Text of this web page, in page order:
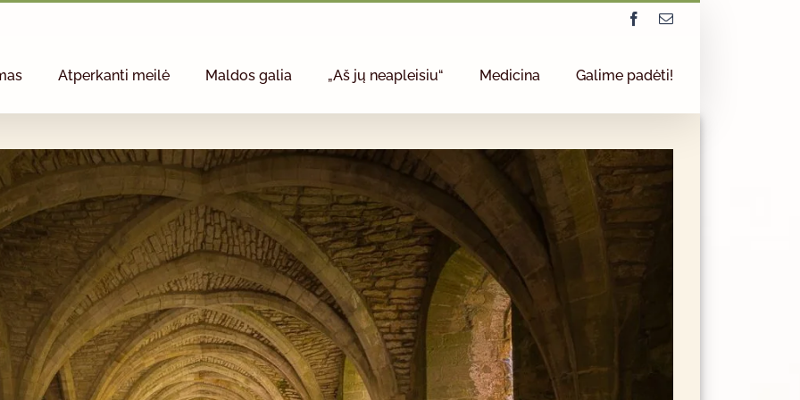
Facebook
Email
Atperkanti meilė Maldos galia „Aš jų neapleisiu“ Medicina Galime padėti!